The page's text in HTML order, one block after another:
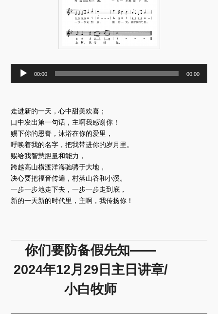
器
00:00 00:00
走进新的一天，心中甜美欢喜；
口中发出第一句话，主啊我感谢你！
赐下你的恩膏，沐浴在你的爱里，
呼唤着我的名字，把我带进你的岁月里。
赐给我智慧胆量和能力，
跨越高山横渡洋海驰骋于大地，
决心要把福音传遍，村落山谷和小溪。
一步一步地走下去，一步一步走到底，
新的一天新的时代里，主啊，我传扬你！
你们要防备假先知——
2024年12月29日主日讲章/
小白牧师